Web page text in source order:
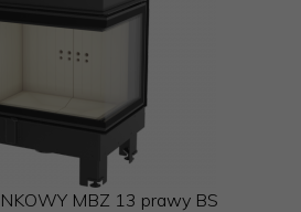
MBZ 13 prawy BS